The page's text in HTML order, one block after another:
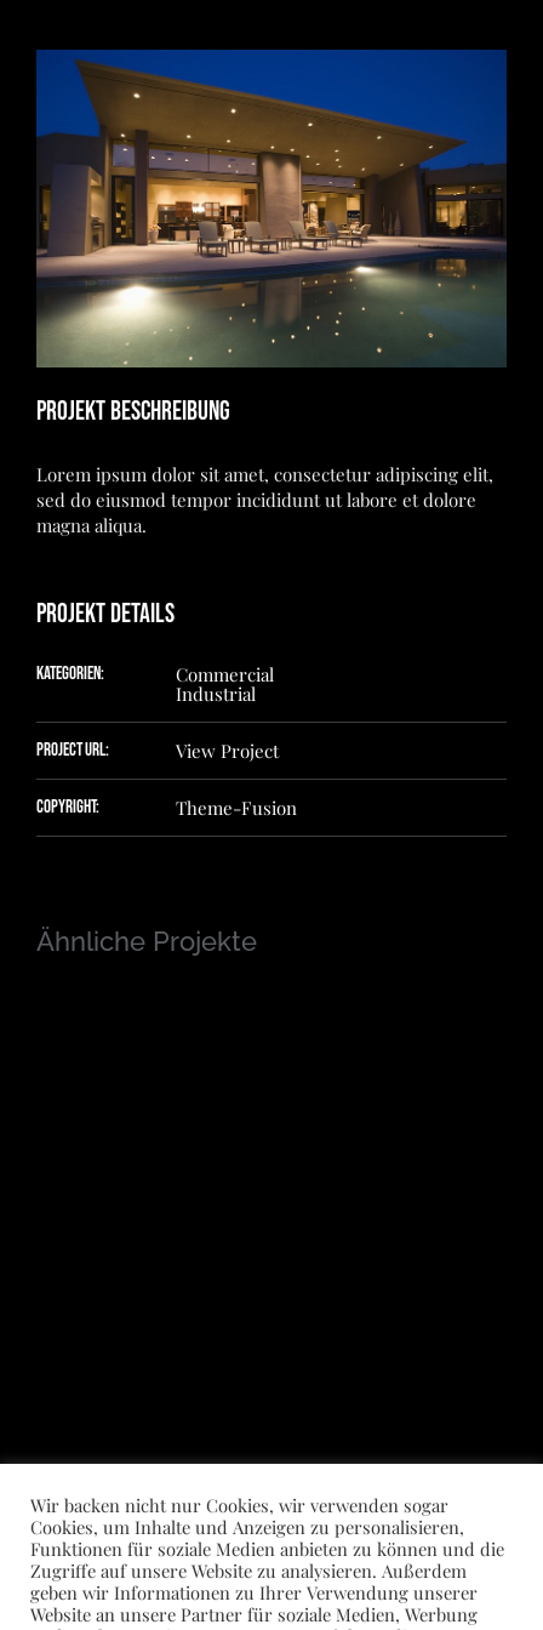
View
Larger
Projekt Beschreibung
Lorem ipsum dolor sit amet, consectetur adipiscing elit,
sed do eiusmod tempor incididunt ut labore et dolore
magna aliqua.
Projekt Details
Kategorien:
Commercial
Industrial
Project URL: View Project
Copyright: Theme-Fusion
Ähnliche Projekte
Wir backen nicht nur Cookies, wir verwenden sogar
Cookies, um Inhalte und Anzeigen zu personalisieren,
Funktionen für soziale Medien anbieten zu können und die
Zugriffe auf unsere Website zu analysieren. Außerdem
geben wir Informationen zu Ihrer Verwendung unserer
Website an unsere Partner für soziale Medien, Werbung